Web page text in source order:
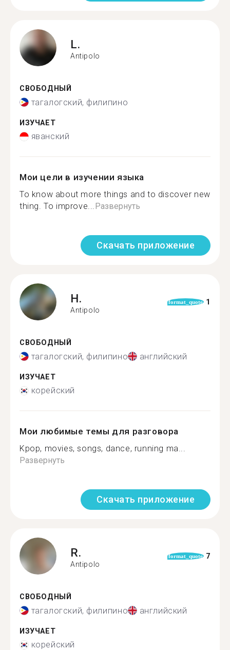
L.
Antipolo
СВОБОДНЫЙ
тагалогский, филипино
ИЗУЧАЕТ
яванский
Мои цели в изучении языка
To know about more things and to discover new
thing. To improve...Развернуть
Скачать приложение
H.
Antipolo
format_quote 1
СВОБОДНЫЙ
тагалогский, филипино английский
ИЗУЧАЕТ
корейский
Мои любимые темы для разговора
Kpop, movies, songs, dance, running ma...
Развернуть
Скачать приложение
R.
Antipolo
format_quote 7
СВОБОДНЫЙ
тагалогский, филипино английский
ИЗУЧАЕТ
корейский